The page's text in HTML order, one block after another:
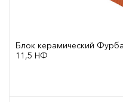
Блок керамический
11,5 НФ